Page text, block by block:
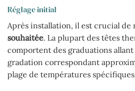
Réglage initial
Après installation, il est crucial de
souhaitée. La plupart des têtes
comportent des graduations allant
gradation correspondant
plage de températures spécifiques